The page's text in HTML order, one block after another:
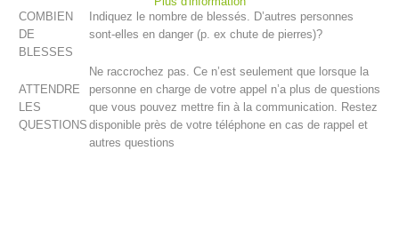
Centres de secours
COMBIEN
DE
BLESSES
Indiquez le nombre de blessés. D’autres personnes
sont-elles en danger (p. ex chute de pierres)?
ATTENDRE
LES
QUESTIONS
Ne raccrochez pas. Ce n’est seulement que lorsque la
personne en charge de votre appel n’a plus de questions
que vous pouvez mettre fin à la communication. Restez
disponible près de votre téléphone en cas de rappel et
autres questions